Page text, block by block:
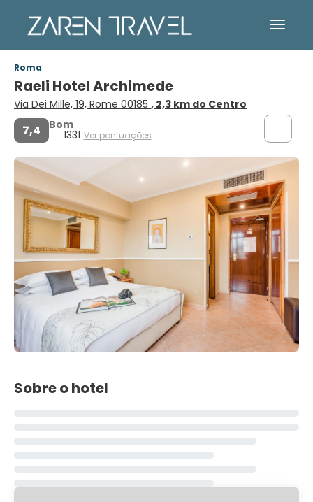
Roma
Raeli Hotel Archimede
Via Dei Mille, 19, Rome 00185 , 2,3 km do Centro
7,4 Bom
1331 Ver pontuações
Sobre o hotel